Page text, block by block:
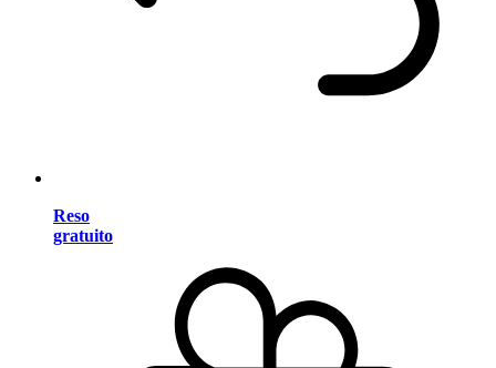
Reso
gratuito